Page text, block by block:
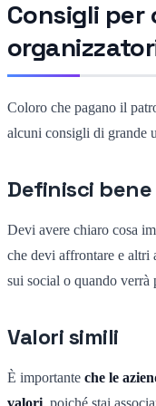
Consigli per
Coloro che pagano il
alcuni consigli di grande
Definisci
Devi avere chiaro cosa
che devi affrontare e altri
sui social o quando verrà
Valori simili
È importante che le
valori, poiché stai